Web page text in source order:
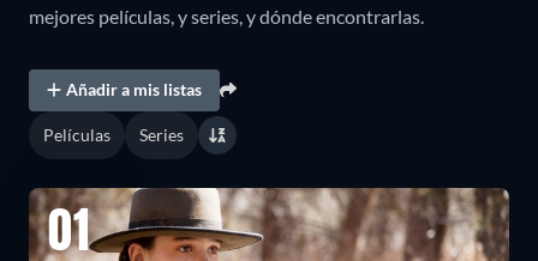
mejores películas, y series, y dónde encontrarlas.
Añadir a mis listas
Películas Series
01